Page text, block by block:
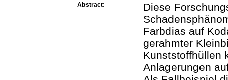
Abstract:
Diese
Farbdias auf
gerahmter
Kunststoffhüllen
Anlagerungen